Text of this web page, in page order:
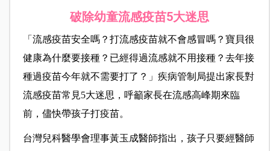
破除幼童流感疫苗5大迷思
「流感疫苗安全嗎？打流感疫苗就不會感冒嗎？寶貝很
健康為什麼要接種？已經得過流感就不用接種？去年接
種過疫苗今年就不需要打了？」疾病管制局提出家長對
流感疫苗常見5大迷思，呼籲家長在流感高峰期來臨
前，儘快帶孩子打疫苗。
台灣兒科醫學會理事黃玉成醫師指出，孩子只要經醫師